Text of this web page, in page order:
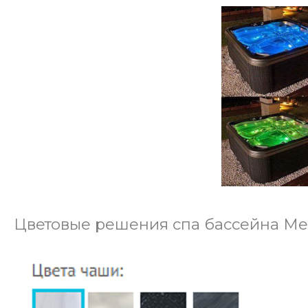
Цветовые решения спа бассейна